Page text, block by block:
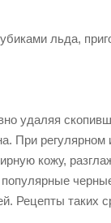
льда,
удаляя
При регулярном
кожу,
Рецепты таких